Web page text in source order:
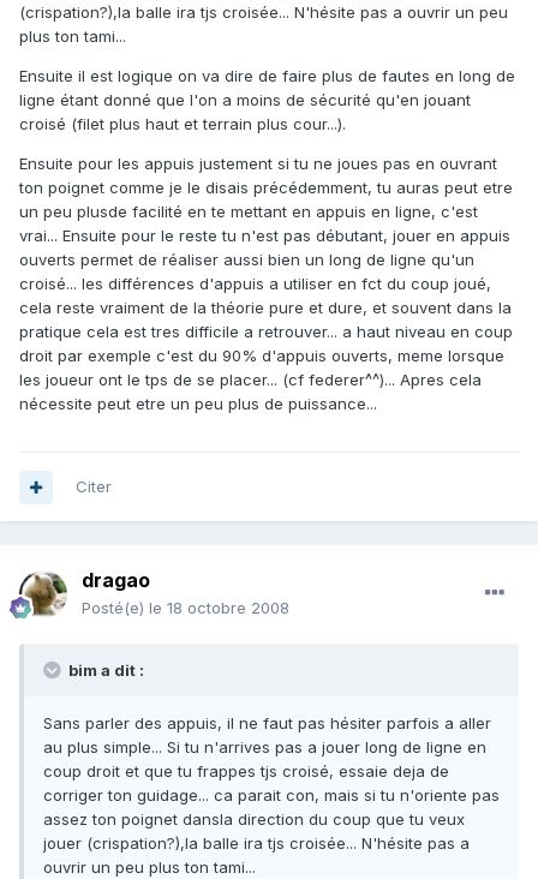
(crispation?),la balle ira tjs croisée... N'hésite pas a ouvrir un peu
plus ton tami...
Ensuite il est logique on va dire de faire plus de fautes en long de
ligne étant donné que l'on a moins de sécurité qu'en jouant
croisé (filet plus haut et terrain plus cour...).
Ensuite pour les appuis justement si tu ne joues pas en ouvrant
ton poignet comme je le disais précédemment, tu auras peut etre
un peu plusde facilité en te mettant en appuis en ligne, c'est
vrai... Ensuite pour le reste tu n'est pas débutant, jouer en appuis
ouverts permet de réaliser aussi bien un long de ligne qu'un
croisé... les différences d'appuis a utiliser en fct du coup joué,
cela reste vraiment de la théorie pure et dure, et souvent dans la
pratique cela est tres difficile a retrouver... a haut niveau en coup
droit par exemple c'est du 90% d'appuis ouverts, meme lorsque
les joueur ont le tps de se placer... (cf federer^^)... Apres cela
nécessite peut etre un peu plus de puissance...
Citer
dragao
Posté(e) le 18 octobre 2008
bim a dit :
Sans parler des appuis, il ne faut pas hésiter parfois a aller
au plus simple... Si tu n'arrives pas a jouer long de ligne en
coup droit et que tu frappes tjs croisé, essaie deja de
corriger ton guidage... ca parait con, mais si tu n'oriente pas
assez ton poignet dansla direction du coup que tu veux
jouer (crispation?),la balle ira tjs croisée... N'hésite pas a
ouvrir un peu plus ton tami...